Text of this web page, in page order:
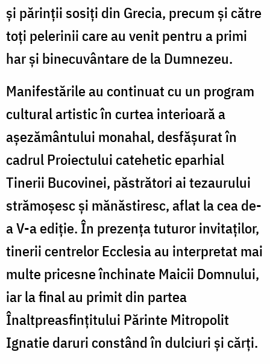
și părinții sosiți din Grecia, precum și către
toți pelerinii care au venit pentru a primi
har și binecuvântare de la Dumnezeu.
Manifestările au continuat cu un program
cultural artistic în curtea interioară a
așezământului monahal, desfășurat în
cadrul Proiectului catehetic eparhial
Tinerii Bucovinei, păstrători ai tezaurului
strămoșesc și mănăstiresc, aflat la cea de-
a V-a ediție. În prezența tuturor invitaților,
tinerii centrelor Ecclesia au interpretat mai
multe pricesne închinate Maicii Domnului,
iar la final au primit din partea
Înaltpreasfințitului Părinte Mitropolit
Ignatie daruri constând în dulciuri și cărți.